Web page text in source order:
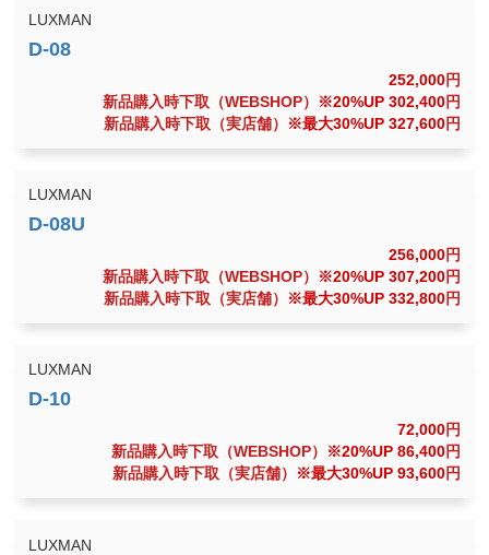
LUXMAN
252,000円
新品購入時下取（WEBSHOP）
※20%UP 302,400円
新品購入時下取（実店舗）
※最大30%UP 327,600円
LUXMAN
256,000円
新品購入時下取（WEBSHOP）
※20%UP 307,200円
新品購入時下取（実店舗）
※最大30%UP 332,800円
LUXMAN
72,000円
新品購入時下取（WEBSHOP）
※20%UP 86,400円
新品購入時下取（実店舗）
※最大30%UP 93,600円
LUXMAN